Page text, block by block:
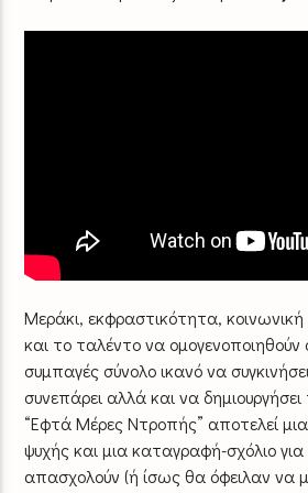
Μεράκι, εκφραστικότητα,
και το ταλέντο να
συμπαγές σύνολο ικανό να
συνεπάρει αλλά και να
“Εφτά Μέρες Ντροπής” αποτελεί μια
ψυχής και μια καταγραφή-σχόλιο
απασχολούν (ή ίσως θα όφειλαν να